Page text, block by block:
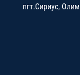
пгт.Сириус,